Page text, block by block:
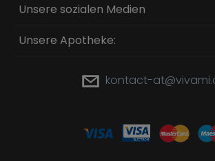
Unsere sozialen Medien
Unsere Apotheke:
kontact-